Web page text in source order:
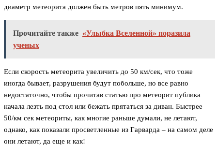
диаметр метеорита должен быть метров пять минимум.
Прочитайте также «Улыбка Вселенной» поразила
ученых
Если скорость метеорита увеличить до 50 км/сек, что тоже
иногда бывает, разрушения будут побольше, но все равно
недостаточно, чтобы прочитав статью про метеорит публика
начала лезть под стол или бежать прятаться за диван. Быстрее
50/км сек метеориты, как многие раньше думали, не летают,
однако, как показали просветленные из Гарварда – на самом деле
они летают, да еще и как!